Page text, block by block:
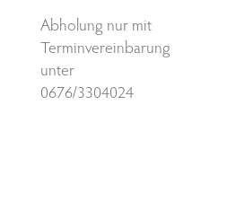
Abholung nur mit
Terminvereinbarung
unter
0676/3304024